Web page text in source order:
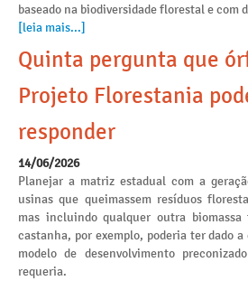
baseado na biodiversidade florestal e com
[leia mais...]
Quinta pergunta que
Projeto Florestania
responder
14/06/2026
Planejar a matriz estadual com a
usinas que queimassem resíduos
mas incluindo qualquer outra
castanha, por exemplo, poderia ter dado
modelo de desenvolvimento
requeria.